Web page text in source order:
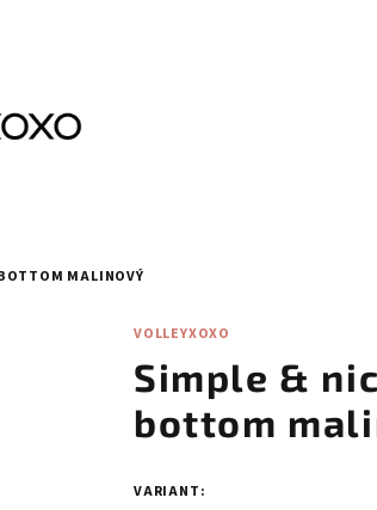
MALINOVÝ
VOLLEYXOXO
Simple &
bottom
VARIANT: